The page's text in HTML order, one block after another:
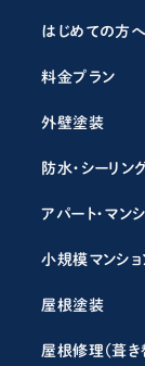
はじめての方へ
料金プラン
外壁塗装
防水・シーリン
アパート・マン
小規模マンシ
屋根塗装
屋根修理（葺き